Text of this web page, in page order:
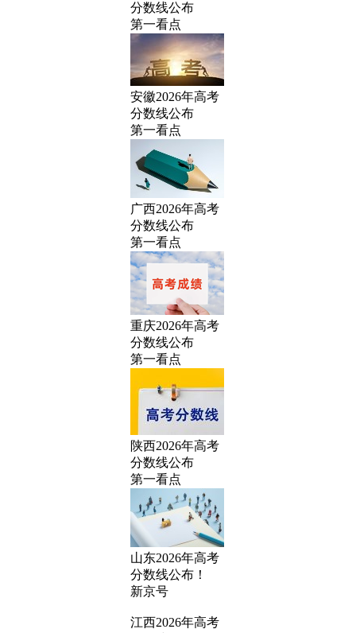
分数线公布
第一看点
安徽2026年高考
分数线公布
第一看点
广西2026年高考
分数线公布
第一看点
重庆2026年高考
分数线公布
第一看点
陕西2026年高考
分数线公布
第一看点
山东2026年高考
分数线公布！
新京号
江西2026年高考